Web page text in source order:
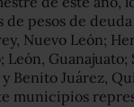
pesos de
Nuevo León;
León, Guanajuato;
Benito Juárez,
municipios